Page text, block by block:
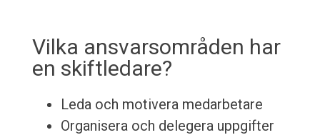
Vilka ansvarsområden har
en skiftledare?
Leda och motivera medarbetare
Organisera och delegera uppgifter